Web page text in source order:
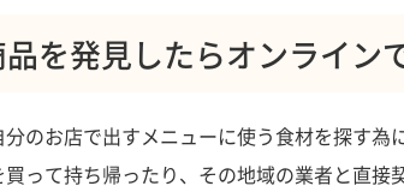
を発見したらオンライン
のお店で出すメニューに使う食材を探す
って持ち帰ったり、その地域の業者と直